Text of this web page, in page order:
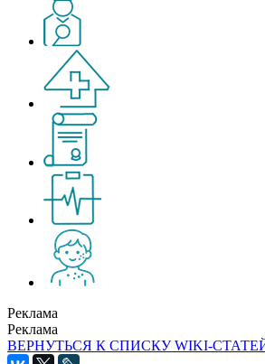
Реклама
Реклама
ВЕРНУТЬСЯ К СПИСКУ WIKI-